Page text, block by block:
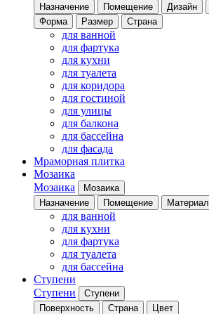
Назначение
Помещение Дизайн
Форма
Размер Страна
для ванной
для фартука
для кухни
для туалета
для коридора
для гостиной
для улицы
для балкона
для бассейна
для фасада
Мраморная плитка
Мозаика
Мозаика
Мозаика
Назначение
Помещение Материал
для ванной
для кухни
для фартука
для туалета
для бассейна
Ступени
Ступени
Ступени
Поверхность
Страна Цвет